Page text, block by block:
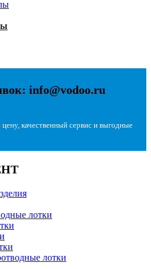
info@vodoo.ru
качественный сервис и выгодные
лотки
лотки